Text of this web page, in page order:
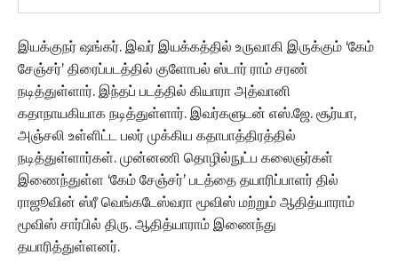
இயக்குநர் ஷங்கர். இவர் இயக்கத்தில் உருவாகி இருக்கும் ‘கேம்
சேஞ்சர்’ திரைப்படத்தில் குளோபல் ஸ்டார் ராம் சரண்
நடித்துள்ளார். இந்தப் படத்தில் கியாரா அத்வானி
கதாநாயகியாக நடித்துள்ளார். இவர்களுடன் எஸ்.ஜே. சூர்யா,
அஞ்சலி உள்ளிட்ட பலர் முக்கிய கதாபாத்திரத்தில்
நடித்துள்ளார்கள். முன்னணி தொழில்நுட்ப கலைஞர்கள்
இணைந்துள்ள ‘கேம் சேஞ்சர்’ படத்தை தயாரிப்பாளர் தில்
ராஜூவின் ஸ்ரீ வெங்கடேஸ்வரா மூவிஸ் மற்றும் ஆதித்யாராம்
மூவிஸ் சார்பில் திரு. ஆதித்யாராம் இணைந்து
தயாரித்துள்ளனர்.